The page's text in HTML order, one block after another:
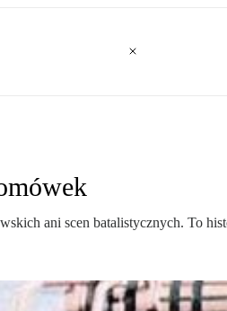
ani scen batalistycznych. To